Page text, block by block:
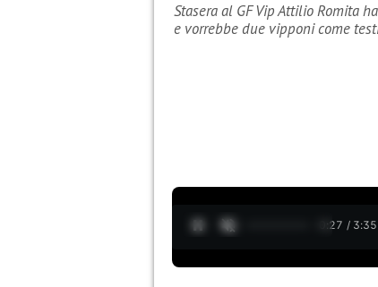
Stasera al GF Vip Attilio Romita
e vorrebbe due vipponi come
0:28 / 3:35